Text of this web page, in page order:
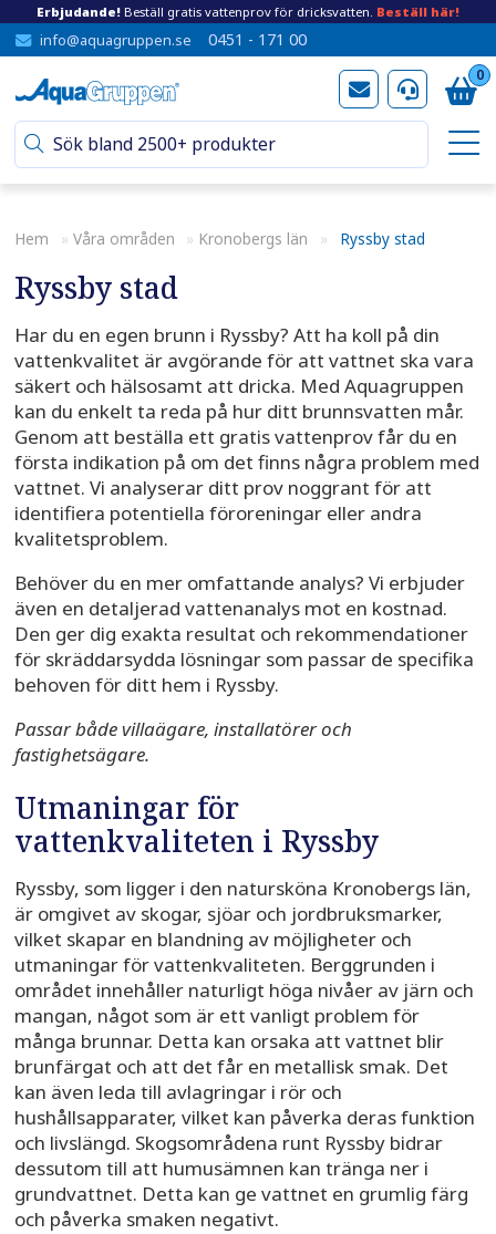
Erbjudande! Beställ gratis vattenprov för dricksvatten. Beställ här!
info@aquagruppen.se 0451 - 171 00
0
Hem » Våra områden » Kronobergs län » Ryssby stad
Ryssby stad
Har du en egen brunn i Ryssby? Att ha koll på din
vattenkvalitet är avgörande för att vattnet ska vara
säkert och hälsosamt att dricka. Med Aquagruppen
kan du enkelt ta reda på hur ditt brunnsvatten mår.
Genom att beställa ett gratis vattenprov får du en
första indikation på om det finns några problem med
vattnet. Vi analyserar ditt prov noggrant för att
identifiera potentiella föroreningar eller andra
kvalitetsproblem.
Behöver du en mer omfattande analys? Vi erbjuder
även en detaljerad vattenanalys mot en kostnad.
Den ger dig exakta resultat och rekommendationer
för skräddarsydda lösningar som passar de specifika
behoven för ditt hem i Ryssby.
Passar både villaägare, installatörer och
fastighetsägare.
Utmaningar för
vattenkvaliteten i Ryssby
Ryssby, som ligger i den natursköna Kronobergs län,
är omgivet av skogar, sjöar och jordbruksmarker,
vilket skapar en blandning av möjligheter och
utmaningar för vattenkvaliteten. Berggrunden i
området innehåller naturligt höga nivåer av järn och
mangan, något som är ett vanligt problem för
många brunnar. Detta kan orsaka att vattnet blir
brunfärgat och att det får en metallisk smak. Det
kan även leda till avlagringar i rör och
hushållsapparater, vilket kan påverka deras funktion
och livslängd. Skogsområdena runt Ryssby bidrar
dessutom till att humusämnen kan tränga ner i
grundvattnet. Detta kan ge vattnet en grumlig färg
och påverka smaken negativt.